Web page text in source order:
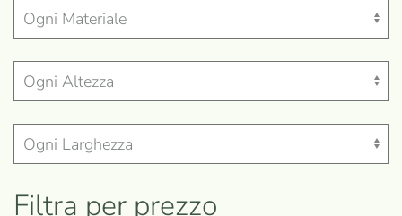
più
varianti.
Le
opzioni
possono
essere
scelte
pagina
Filtra per prezzo